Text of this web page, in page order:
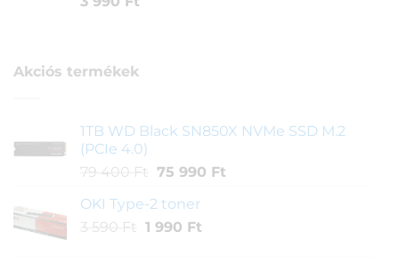
Akciós termékek
1TB WD Black SN850X NVMe SSD M.2
(PCIe 4.0)
79 400 Ft Original
was:
79
75 990 FtCurrent
OKI Type-2 toner
3 590 Ft Original
1 990 FtCurrent